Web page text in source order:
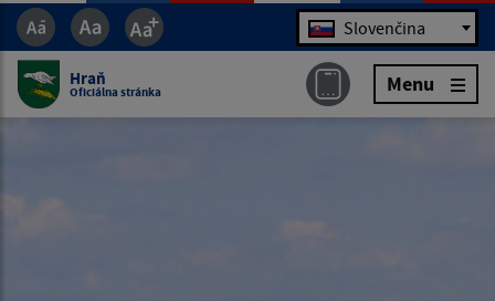
Jazyk Slovenčina
Hraň
Oficiálna stránka Menu